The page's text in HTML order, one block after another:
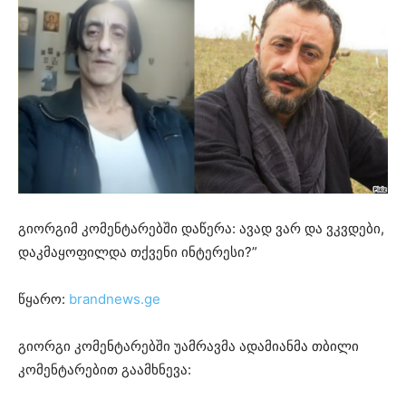
გიორგიმ კომენტარებში დაწერა: ავად ვარ და ვკვდები,
დაკმაყოფილდა თქვენი ინტერესი?”
წყარო: brandnews.ge
გიორგი კომენტარებში უამრავმა ადამიანმა თბილი
კომენტარებით გაამხნევა: